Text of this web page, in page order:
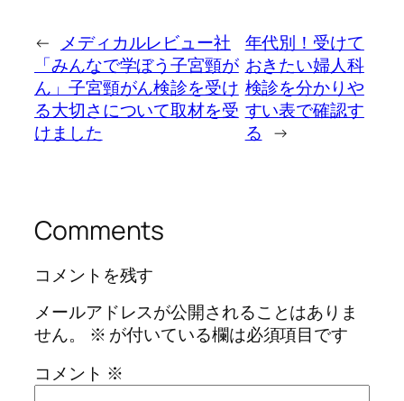
← メディカルレビュー社
「みんなで学ぼう子宮頸が
ん」子宮頸がん検診を受け
る大切さについて取材を受
けました
年代別！受けて
おきたい婦人科
検診を分かりや
すい表で確認す
る →
Comments
コメントを残す
メールアドレスが公開されることはありま
せん。
※ が付いている欄は必須項目です
コメント ※